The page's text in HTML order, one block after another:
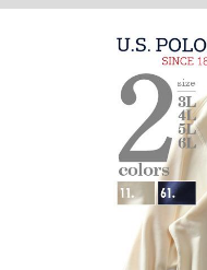
166
186
※商品によって若干のサ
ータ画面）によって、
※上記サイズが実際の商
扱い前に商品付属タグの
※当店での掲載商品は、
のお取り寄せ等により
ことがない様最大限に
で予めご了承ください。